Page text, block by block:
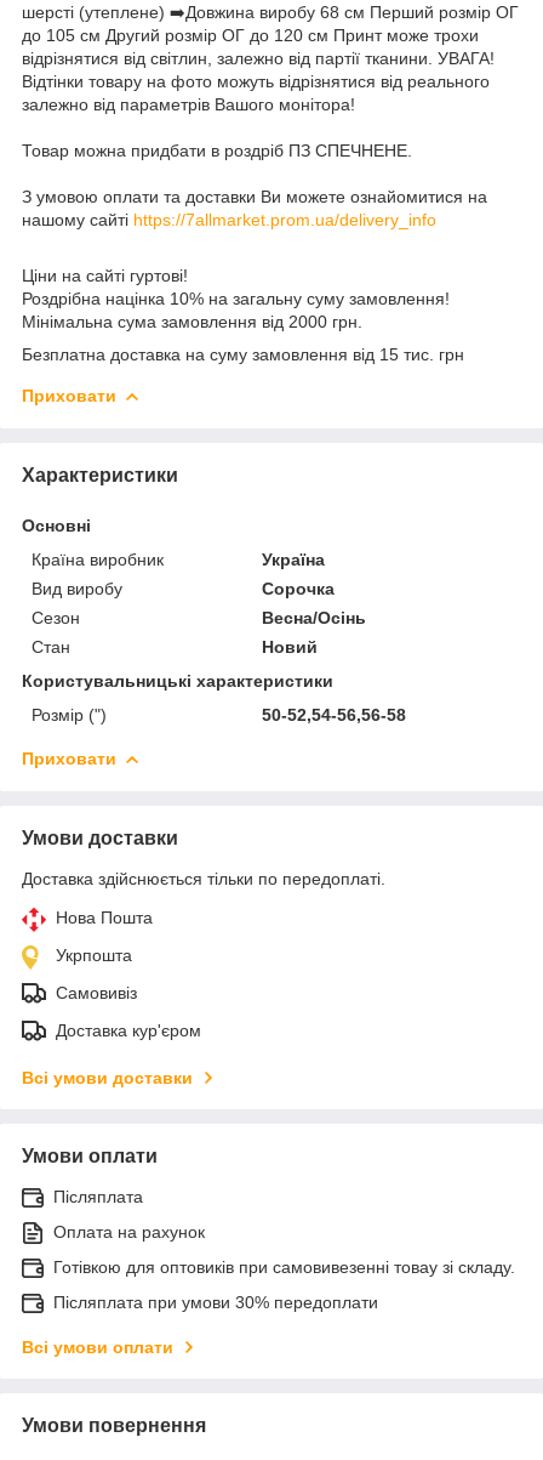
шерсті (утеплене) ➡️Довжина виробу 68 см Перший розмір ОГ
до 105 см Другий розмір ОГ до 120 см Принт може трохи
відрізнятися від світлин, залежно від партії тканини. УВАГА!
Відтінки товару на фото можуть відрізнятися від реального
залежно від параметрів Вашого монітора!
Товар можна придбати в роздріб ПЗ СПЕЧНЕНЕ.
З умовою оплати та доставки Ви можете ознайомитися на
нашому сайті https://7allmarket.prom.ua/delivery_info
Ціни на сайті гуртові!
Роздрібна націнка 10% на загальну суму замовлення!
Мінімальна сума замовлення від 2000 грн.
Безплатна доставка на суму замовлення від 15 тис. грн
Приховати
Характеристики
Основні
Країна виробник
Україна
Вид виробу
Сорочка
Сезон
Весна/Осінь
Стан
Новий
Користувальницькі характеристики
Розмір (")
50-52,54-56,56-58
Приховати
Умови доставки
Доставка здійснюється тільки по передоплаті.
Нова Пошта
Укрпошта
Самовивіз
Доставка кур'єром
Всі умови доставки
Умови оплати
Післяплата
Оплата на рахунок
Готівкою для оптовиків при самовивезенні товау зі складу.
Післяплата при умови 30% передоплати
Всі умови оплати
Умови повернення